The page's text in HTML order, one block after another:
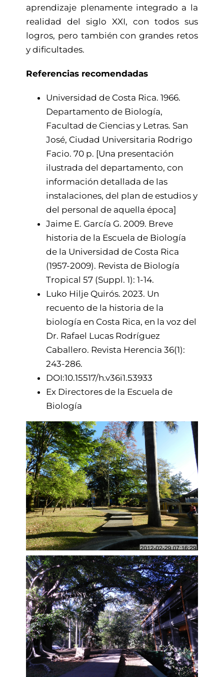
aprendizaje plenamente integrado a la
realidad del siglo XXI, con todos sus
logros, pero también con grandes retos
y dificultades.
Referencias recomendadas
Universidad de Costa Rica. 1966.
Departamento de Biología,
Facultad de Ciencias y Letras. San
José, Ciudad Universitaria Rodrigo
Facio. 70 p. [Una presentación
ilustrada del departamento, con
información detallada de las
instalaciones, del plan de estudios y
del personal de aquella época]
Jaime E. García G. 2009. Breve
historia de la Escuela de Biología
de la Universidad de Costa Rica
(1957-2009). Revista de Biología
Tropical 57 (Suppl. 1): 1-14.
Luko Hilje Quirós. 2023. Un
recuento de la historia de la
biología en Costa Rica, en la voz del
Dr. Rafael Lucas Rodríguez
Caballero. Revista Herencia 36(1):
243-286.
DOI:10.15517/h.v36i1.53933
Ex Directores de la Escuela de
Biología